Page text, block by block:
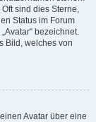
sind dies Sterne,
Status im Forum
bezeichnet.
Bild, welches von
Avatar über eine